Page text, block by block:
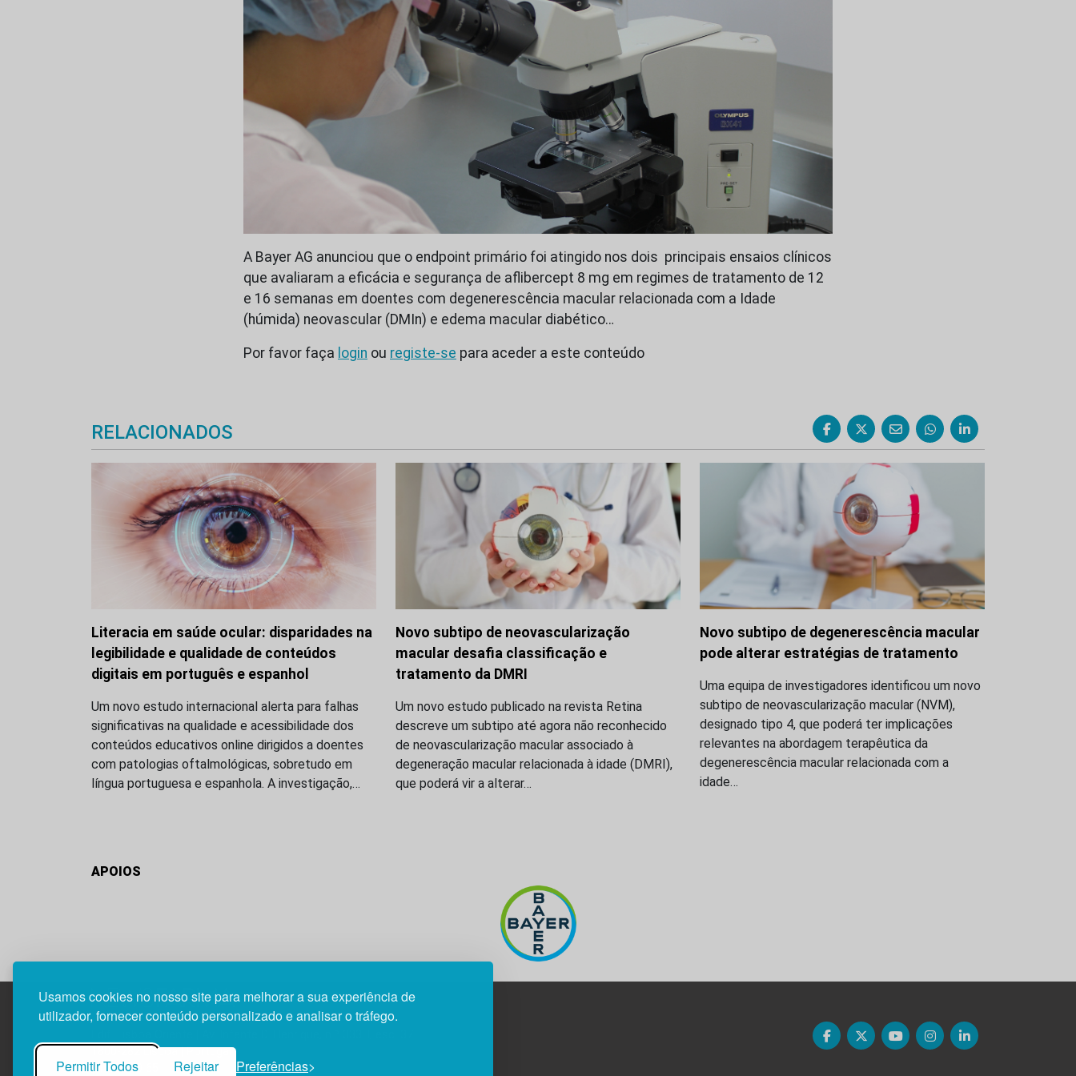
Usamos cookies no nosso site para melhorar a sua experiência de
utilizador, fornecer conteúdo personalizado e analisar o tráfego.
Permitir Todos Rejeitar Preferências
A Bayer AG anunciou que o endpoint primário foi atingido nos dois principais ensaios clínicos
que avaliaram a eficácia e segurança de aflibercept 8 mg em regimes de tratamento de 12
e 16 semanas em doentes com degenerescência macular relacionada com a Idade
(húmida) neovascular (DMIn) e edema macular diabético…
Por favor faça login ou registe-se para aceder a este conteúdo
RELACIONADOS
Literacia em saúde ocular: disparidades na
legibilidade e qualidade de conteúdos
digitais em português e espanhol
Um novo estudo internacional alerta para falhas
significativas na qualidade e acessibilidade dos
conteúdos educativos online dirigidos a doentes
com patologias oftalmológicas, sobretudo em
língua portuguesa e espanhola. A investigação,…
Novo subtipo de neovascularização
macular desafia classificação e
tratamento da DMRI
Um novo estudo publicado na revista Retina
descreve um subtipo até agora não reconhecido
de neovascularização macular associado à
degeneração macular relacionada à idade (DMRI),
que poderá vir a alterar…
Novo subtipo de degenerescência macular
pode alterar estratégias de tratamento
Uma equipa de investigadores identificou um novo
subtipo de neovascularização macular (NVM),
designado tipo 4, que poderá ter implicações
relevantes na abordagem terapêutica da
degenerescência macular relacionada com a
idade…
APOIOS
1800-282 Lisboa | Portugal
21 850 40 65